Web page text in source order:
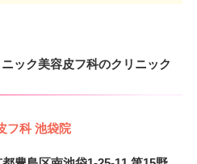
ック美容皮フ科のクリニック
フ科 池袋院